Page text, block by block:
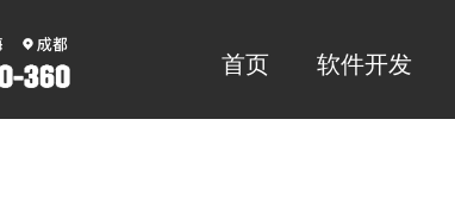
首页 软件开发